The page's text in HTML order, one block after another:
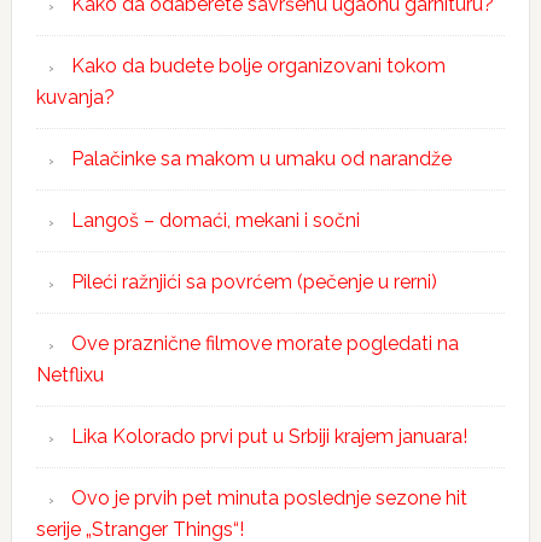
Kako da budete bolje organizovani tokom
kuvanja?
Palačinke sa makom u umaku od narandže
Langoš – domaći, mekani i sočni
Pileći ražnjići sa povrćem (pečenje u rerni)
Ove praznične filmove morate pogledati na
Netflixu
Lika Kolorado prvi put u Srbiji krajem januara!
Ovo je prvih pet minuta poslednje sezone hit
serije „Stranger Things“!